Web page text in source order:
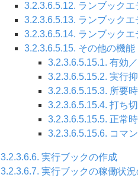
3.2.3.6.5.12. ランブック
3.2.3.6.5.13. ランブック
3.2.3.6.5.14. ランブック
3.2.3.6.5.15. その他の機能
3.2.3.6.5.15.1. 有効
3.2.3.6.5.15.2. 実行
3.2.3.6.5.15.3. 所要
3.2.3.6.5.15.4. 打ち
3.2.3.6.5.15.5. 正常
3.2.3.6.5.15.6. コマ
3.2.3.6.6. 実行ブックの作成
3.2.3.6.7. 実行ブックの稼働状